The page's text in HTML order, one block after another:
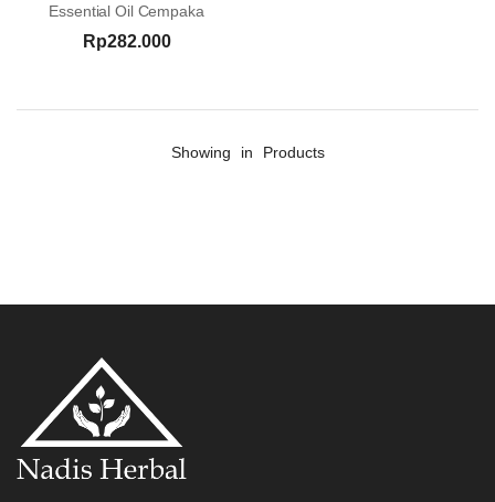
Essential Oil Cempaka
Rp282.000
Showing in Products